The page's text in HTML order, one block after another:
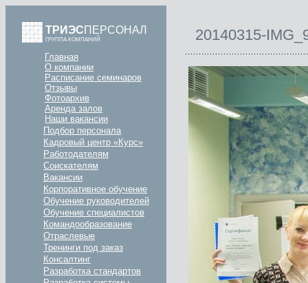
ТРИЭСПЕРСОНАЛ
ГРУППА КОМПАНИЙ
Главная
О компании
Расписание семинаров
Отзывы
Фотоархив
Аренда залов
Наши вакансии
Подбор персонала
Кадровый центр «Курс»
Работодателям
Соискателям
Вакансии
Корпоративное обучение
Обучение руководителей
Обучение специалистов
Командообразование
Отраслевые
Тренинги под заказ
Консалтинг
Разработка стандартов
20140315-